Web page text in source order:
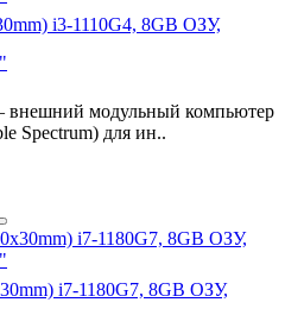
i3-1110G4, 8GB ОЗУ,
внешний модульный компьютер
Spectrum) для ин..
i7-1180G7, 8GB ОЗУ,